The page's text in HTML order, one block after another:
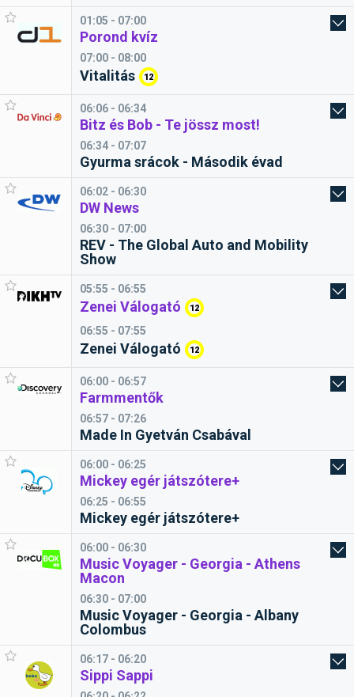
01:05 - 07:00
Porond kvíz
07:00 - 08:00
Vitalitás 12
06:06 - 06:34
Bitz és Bob - Te jössz most!
06:34 - 07:07
Gyurma srácok - Második évad
06:02 - 06:30
DW News
06:30 - 07:00
REV - The Global Auto and Mobility
Show
05:55 - 06:55
Zenei Válogató 12
06:55 - 07:55
Zenei Válogató 12
06:00 - 06:57
Farmmentők
06:57 - 07:26
Made In Gyetván Csabával
06:00 - 06:25
Mickey egér játszótere+
06:25 - 06:55
Mickey egér játszótere+
06:00 - 06:30
Music Voyager - Georgia - Athens
Macon
06:30 - 07:00
Music Voyager - Georgia - Albany
Colombus
06:17 - 06:20
Sippi Sappi